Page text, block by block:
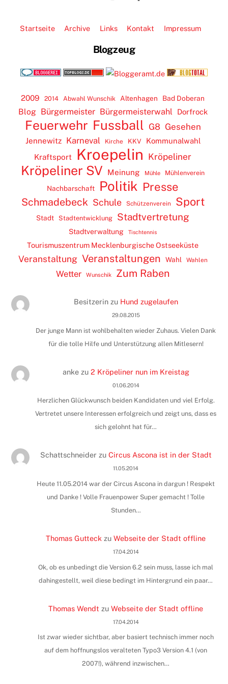
Startseite Archive Links Kontakt Impressum
Blogzeug
2009 2014 Abwahl Wunschik Altenhagen Bad Doberan
Blog Bürgermeister Bürgermeisterwahl Dorfrock
Feuerwehr Fussball G8 Gesehen
Jennewitz Karneval Kirche KKV
Kommunalwahl
Kraftsport
Kroepelin Kröpeliner
Kröpeliner SV Meinung Mühle Mühlenverein
Nachbarschaft Politik Presse
Schmadebeck Schule Schützenverein Sport
Stadt Stadtentwicklung Stadtvertretung
Stadtverwaltung Tischtennis
Tourismuszentrum Mecklenburgische Ostseeküste
Veranstaltung Veranstaltungen Wahl Wahlen
Wetter Wunschik Zum Raben
Besitzerinzu Hund zugelaufen
29.08.2015
Der junge Mann ist wohlbehalten wieder Zuhaus. Vielen Dank
für die tolle Hilfe und Unterstützung allen Mitlesern!
ankezu 2 Kröpeliner nun im Kreistag
01.06.2014
Herzlichen Glückwunsch beiden Kandidaten und viel Erfolg.
Vertretet unsere Interessen erfolgreich und zeigt uns, dass es
sich gelohnt hat für…
Schattschneider zu Circus Ascona ist in der Stadt
11.05.2014
Heute 11.05.2014 war der Circus Ascona in dargun ! Respekt
und Danke ! Volle Frauenpower Super gemacht ! Tolle
Stunden…
Thomas Gutteck zuWebseite der Stadt offline
17.04.2014
Ok, ob es unbedingt die Version 6.2 sein muss, lasse ich mal
dahingestellt, weil diese bedingt im Hintergrund ein paar…
Thomas Wendt zuWebseite der Stadt offline
17.04.2014
Ist zwar wieder sichtbar, aber basiert technisch immer noch
auf dem hoffnungslos veralteten Typo3 Version 4.1 (von
2007!), während inzwischen…